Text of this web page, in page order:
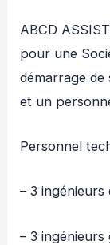
ABCD
pour une
démarrage
et un
Personnel
– 3 ingénieurs
– 3 ingénieurs